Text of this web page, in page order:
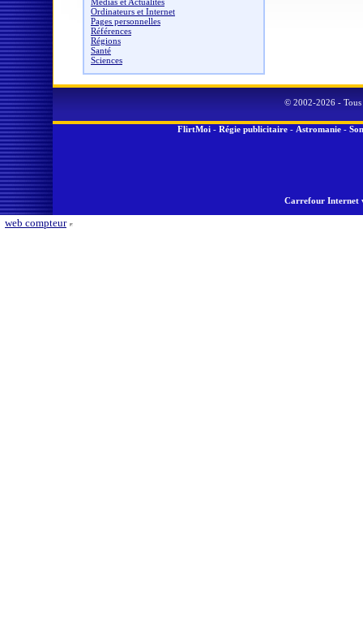
Ordinateurs et Internet
Pages personnelles
Références
Régions
Santé
Sciences
© 2002-2026 - Tous
FlirtMoi - Régie publicitaire - Astromanie -
Carrefour Internet
web compteur